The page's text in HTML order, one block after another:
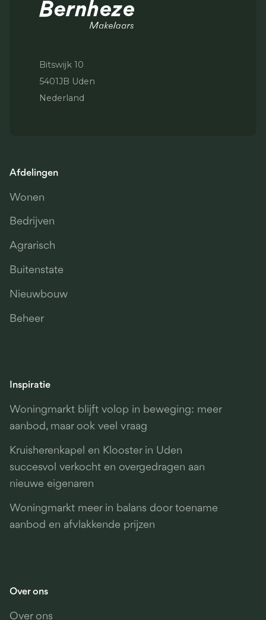
Bitswijk 10
5401JB Uden
Nederland
Afdelingen
Wonen
Bedrijven
Agrarisch
Buitenstate
Nieuwbouw
Beheer
Inspiratie
Woningmarkt blijft volop in beweging: meer
aanbod, maar ook veel vraag
Kruisherenkapel en Klooster in Uden
succesvol verkocht en overgedragen aan
nieuwe eigenaren
Woningmarkt meer in balans door toename
aanbod en afvlakkende prijzen
Over ons
Over ons